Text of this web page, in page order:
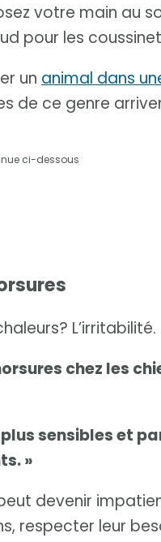
votre main au
pour les
un animal dans
de ce genre
ci-dessous
L’irritabilité.
chez les
sensibles et
»
devenir
respecter leur